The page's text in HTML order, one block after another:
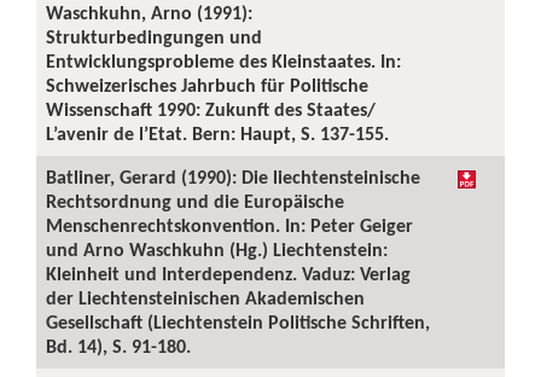
Waschkuhn, Arno (1991):
Strukturbedingungen und
Entwicklungsprobleme des Kleinstaates. In:
Schweizerisches Jahrbuch für Politische
Wissenschaft 1990: Zukunft des Staates/
L’avenir de l’Etat. Bern: Haupt, S. 137-155.
Batliner, Gerard (1990): Die liechtensteinische
Rechtsordnung und die Europäische
Menschenrechtskonvention. In: Peter Geiger
und Arno Waschkuhn (Hg.) Liechtenstein:
Kleinheit und Interdependenz. Vaduz: Verlag
der Liechtensteinischen Akademischen
Gesellschaft (Liechtenstein Politische Schriften,
Bd. 14), S. 91-180.